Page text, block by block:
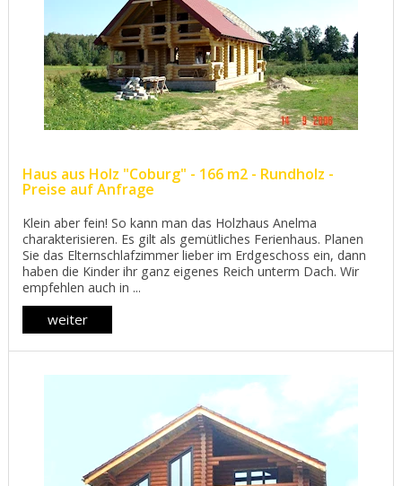
Haus aus Holz "Coburg" - 166 m2 - Rundholz -
Preise auf Anfrage
Klein aber fein! So kann man das Holzhaus Anelma
charakterisieren. Es gilt als gemütliches Ferienhaus. Planen
Sie das Elternschlafzimmer lieber im Erdgeschoss ein, dann
haben die Kinder ihr ganz eigenes Reich unterm Dach. Wir
empfehlen auch in ...
weiter